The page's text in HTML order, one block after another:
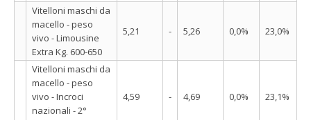
Vitelloni maschi da
macello - peso
vivo - Limousine
Extra Kg. 600-650
5,21 - 5,26 0,0% 23,0%
Vitelloni maschi da
macello - peso
vivo - Incroci
nazionali - 2°
4,59 - 4,69 0,0% 23,1%